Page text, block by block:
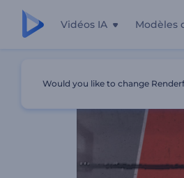
Vidéos IA Modèles
Would you like to change